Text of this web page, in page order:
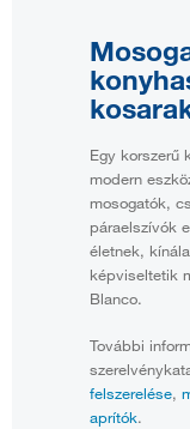
Egy korszerű
modern
mosogatók,
páraelszívók
életnek,
képviseltetik
Blanco.
További
felszerelése,
aprítók.